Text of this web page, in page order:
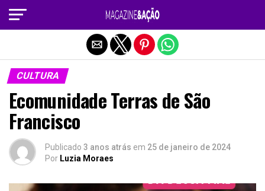
CULTURA
Ecomunidade Terras de São
Francisco
Publicado 3 anos atrás em 25 de janeiro de 2024
Por Luzia Moraes
Sair da versão mobile